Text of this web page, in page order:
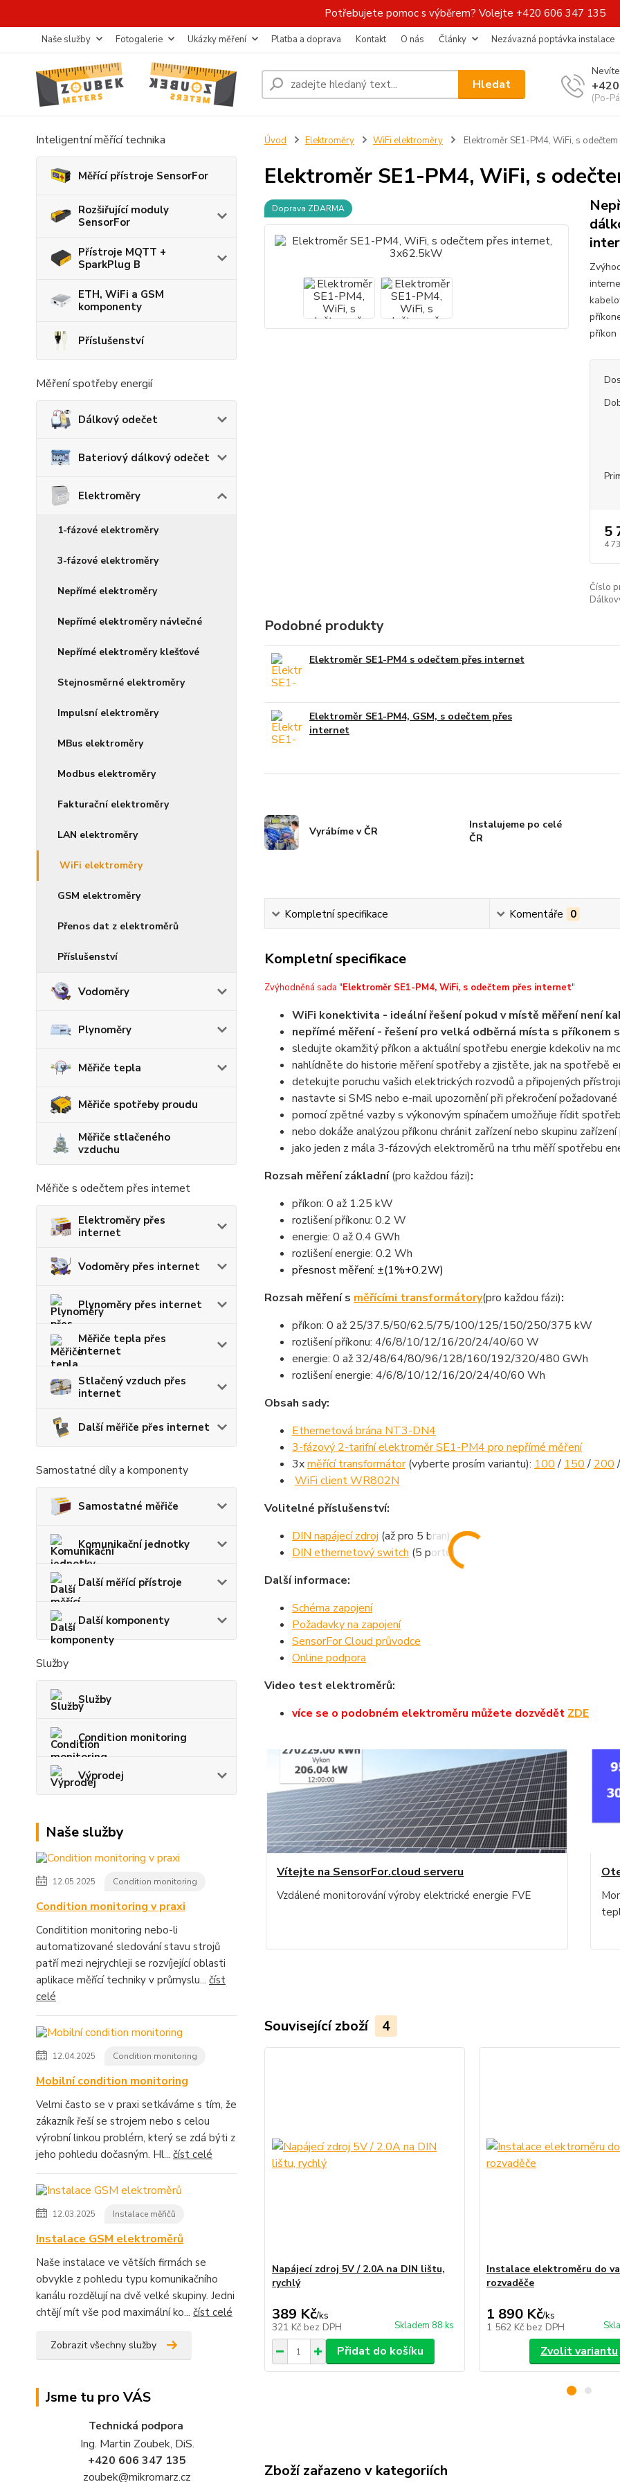
Potřebujete pomoc s výběrem? Volejte +420 606 347 135
Naše služby Fotogalerie Ukázky měření Platba a doprava Kontakt O nás Články Nezávazná poptávka instalace
Hledat
(Po-
Inteligentní měřící technika
Měřící přístroje SensorFor
Rozšiřující moduly
SensorFor
Přístroje MQTT +
SparkPlug B
ETH, WiFi a GSM
komponenty
Příslušenství
Měření spotřeby energií
Dálkový odečet
Bateriový dálkový odečet
Elektroměry
1-fázové elektroměry
3-fázové elektroměry
Nepřímé elektroměry
Nepřímé elektroměry návlečné
Nepřímé elektroměry klešťové
Stejnosměrné elektroměry
Impulsní elektroměry
MBus elektroměry
Modbus elektroměry
Fakturační elektroměry
LAN elektroměry
WiFi elektroměry
GSM elektroměry
Přenos dat z elektroměrů
Příslušenství
Vodoměry
Plynoměry
Měřiče tepla
Měřiče spotřeby proudu
Měřiče stlačeného
vzduchu
Měřiče s odečtem přes internet
Elektroměry přes
internet
Vodoměry přes internet
Plynoměry přes internet
Měřiče tepla přes
internet
Stlačený vzduch přes
internet
Další měřiče přes internet
Samostatné díly a komponenty
Samostatné měřiče
Komunikační jednotky
Další měřící přístroje
Další komponenty
Služby
Služby
Condition monitoring
Výprodej
Naše služby
12.05.2025 Condition monitoring
Condition monitoring v praxi
Conditition monitoring nebo-li
automatizované sledování stavu strojů
patří mezi nejrychleji se rozvíjející oblasti
aplikace měřící techniky v průmyslu... číst
celé
12.04.2025 Condition monitoring
Mobilní condition monitoring
Velmi často se v praxi setkáváme s tím, že
zákazník řeší se strojem nebo s celou
výrobní linkou problém, který se zdá býti z
jeho pohledu dočasným. Hl... číst celé
12.03.2025 Instalace měřičů
Instalace GSM elektroměrů
Naše instalace ve větších firmách se
obvykle z pohledu typu komunikačního
kanálu rozdělují na dvě velké skupiny. Jedni
chtějí mít vše pod maximální ko... číst celé
Zobrazit všechny služby
Jsme tu pro VÁS
Technická podpora
Ing. Martin Zoubek, DiS.
+420 606 347 135
zoubek@mikromarz.cz
Úvod Elektroměry WiFi elektroměry Elektroměr SE1-PM4, WiFi, s
Elektroměr SE1-PM4, WiFi, s
Doprava ZDARMA
příkon
5
4
Číslo
Podobné produkty
Elektroměr SE1-PM4 s odečtem přes internet
Elektroměr SE1-PM4, GSM, s odečtem přes
internet
Vyrábíme v ČR
Instalujeme po celé
ČR
Kompletní specifikace Komentáře 0
Kompletní specifikace
Zvýhodněná sada "Elektroměr SE1-PM4, WiFi, s odečtem přes internet"
WiFi konektivita - ideální řešení pokud v místě měření není
nepřímé měření - řešení pro velká odběrná místa s
sledujte okamžitý příkon a aktuální spotřebu energie kdekoliv na
nahlídněte do historie měření spotřeby a zjistěte, jak na spotřebě
detekujte poruchu vašich elektrických rozvodů a připojených
nastavte si SMS nebo e-mail upozornění při překročení
pomocí zpětné vazby s výkonovým spínačem umožňuje řídit
nebo dokáže analýzou příkonu chránit zařízení nebo skupinu
jako jeden z mála 3-fázových elektroměrů na trhu měří spotřebu
Rozsah měření základní(pro každou fázi):
příkon: 0 až 1.25 kW
rozlišení příkonu: 0.2 W
energie: 0 až 0.4 GWh
rozlišení energie: 0.2 Wh
přesnost měření: ±(1%+0.2W)
Rozsah měření s měřícími transformátory(pro každou fázi):
příkon: 0 až 25/37.5/50/62.5/75/100/125/150/250/375 kW
rozlišení příkonu: 4/6/8/10/12/16/20/24/40/60 W
energie: 0 až 32/48/64/80/96/128/160/192/320/480 GWh
rozlišení energie: 4/6/8/10/12/16/20/24/40/60 Wh
Obsah sady:
Ethernetová brána NT3-DN4
3-fázový 2-tarifní elektroměr SE1-PM4 pro nepřímé měření
3xměřící transformátor(vyberte prosím variantu): 100/ 150/ 200/
WiFi client WR802N
Volitelné příslušenství:
DIN napájecí zdroj (až pro 5 bran)
DIN ethernetový switch (5 portů)
Další informace:
Schéma zapojení
Požadavky na zapojení
SensorFor Cloud průvodce
Online podpora
Video test elektroměrů:
více se o podobném elektroměru můžete dozvědět ZDE
Vítejte na SensorFor.cloud serveru
Vzdálené monitorování výroby elektrické energie FVE
Související zboží 4
Napájecí zdroj 5V / 2.0A na DIN lištu,
rychlý
389 Kč/ks
321 Kč bez DPH Skladem 88 ks
Přidat do košíku
Instalace elektroměru do
rozvaděče
1 890 Kč/ks
1 562 Kč bez DPH
Zvolit variantu
Zboží zařazeno v kategoriích